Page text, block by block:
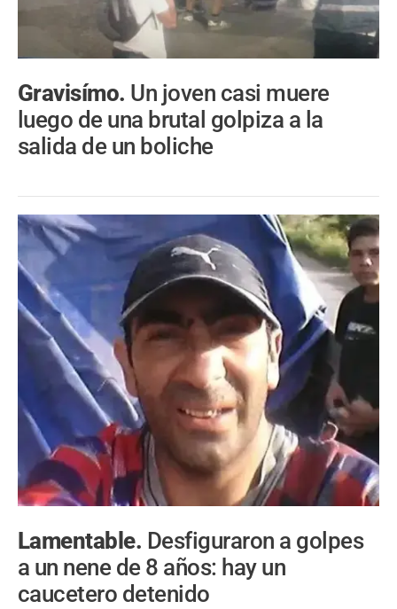
Gravisímo. Un joven casi muere
luego de una brutal golpiza a la
salida de un boliche
Lamentable. Desfiguraron a golpes
a un nene de 8 años: hay un
caucetero detenido